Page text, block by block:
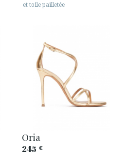
À MA COMMANDE
ENGLISH
REPUBLIKA
et toile pailletée
Oria
245 €